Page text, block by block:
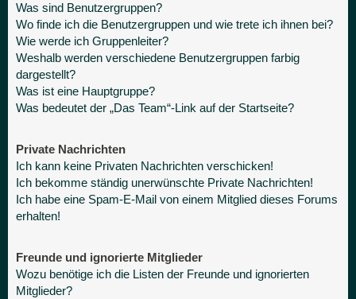
Was sind Benutzergruppen?
Wo finde ich die Benutzergruppen und wie trete ich ihnen bei?
Wie werde ich Gruppenleiter?
Weshalb werden verschiedene Benutzergruppen farbig
dargestellt?
Was ist eine Hauptgruppe?
Was bedeutet der „Das Team“-Link auf der Startseite?
Private Nachrichten
Ich kann keine Privaten Nachrichten verschicken!
Ich bekomme ständig unerwünschte Private Nachrichten!
Ich habe eine Spam-E-Mail von einem Mitglied dieses Forums
erhalten!
Freunde und ignorierte Mitglieder
Wozu benötige ich die Listen der Freunde und ignorierten
Mitglieder?